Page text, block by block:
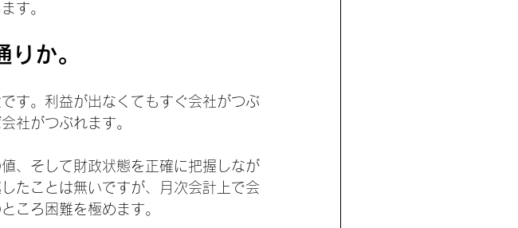
す。
か。
す。利益が出なくてもすぐ会社がつぶ
社がつぶれます。
、そして財政状態を正確に把握しなが
たことは無いですが、月次会計上で会
ころ困難を極めます。